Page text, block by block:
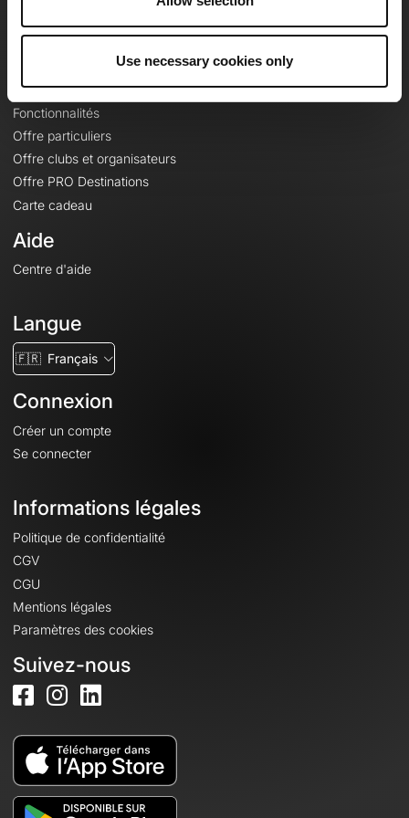
Use necessary cookies only
Le Mag'
Fonds de cartes topographiques
Fonctionnalités
Offre particuliers
Offre clubs et organisateurs
Offre PRO Destinations
Carte cadeau
Aide
Centre d'aide
Langue
🇫🇷 Français
Connexion
Créer un compte
Se connecter
Informations légales
Politique de confidentialité
CGV
CGU
Mentions légales
Paramètres des cookies
Suivez-nous